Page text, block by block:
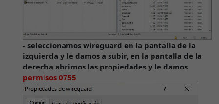
- seleccionamos wireguard en la pantalla de la
izquierda y le damos a subir, en la pantalla de la
derecha abrimos las propiedades y le damos
permisos 0755